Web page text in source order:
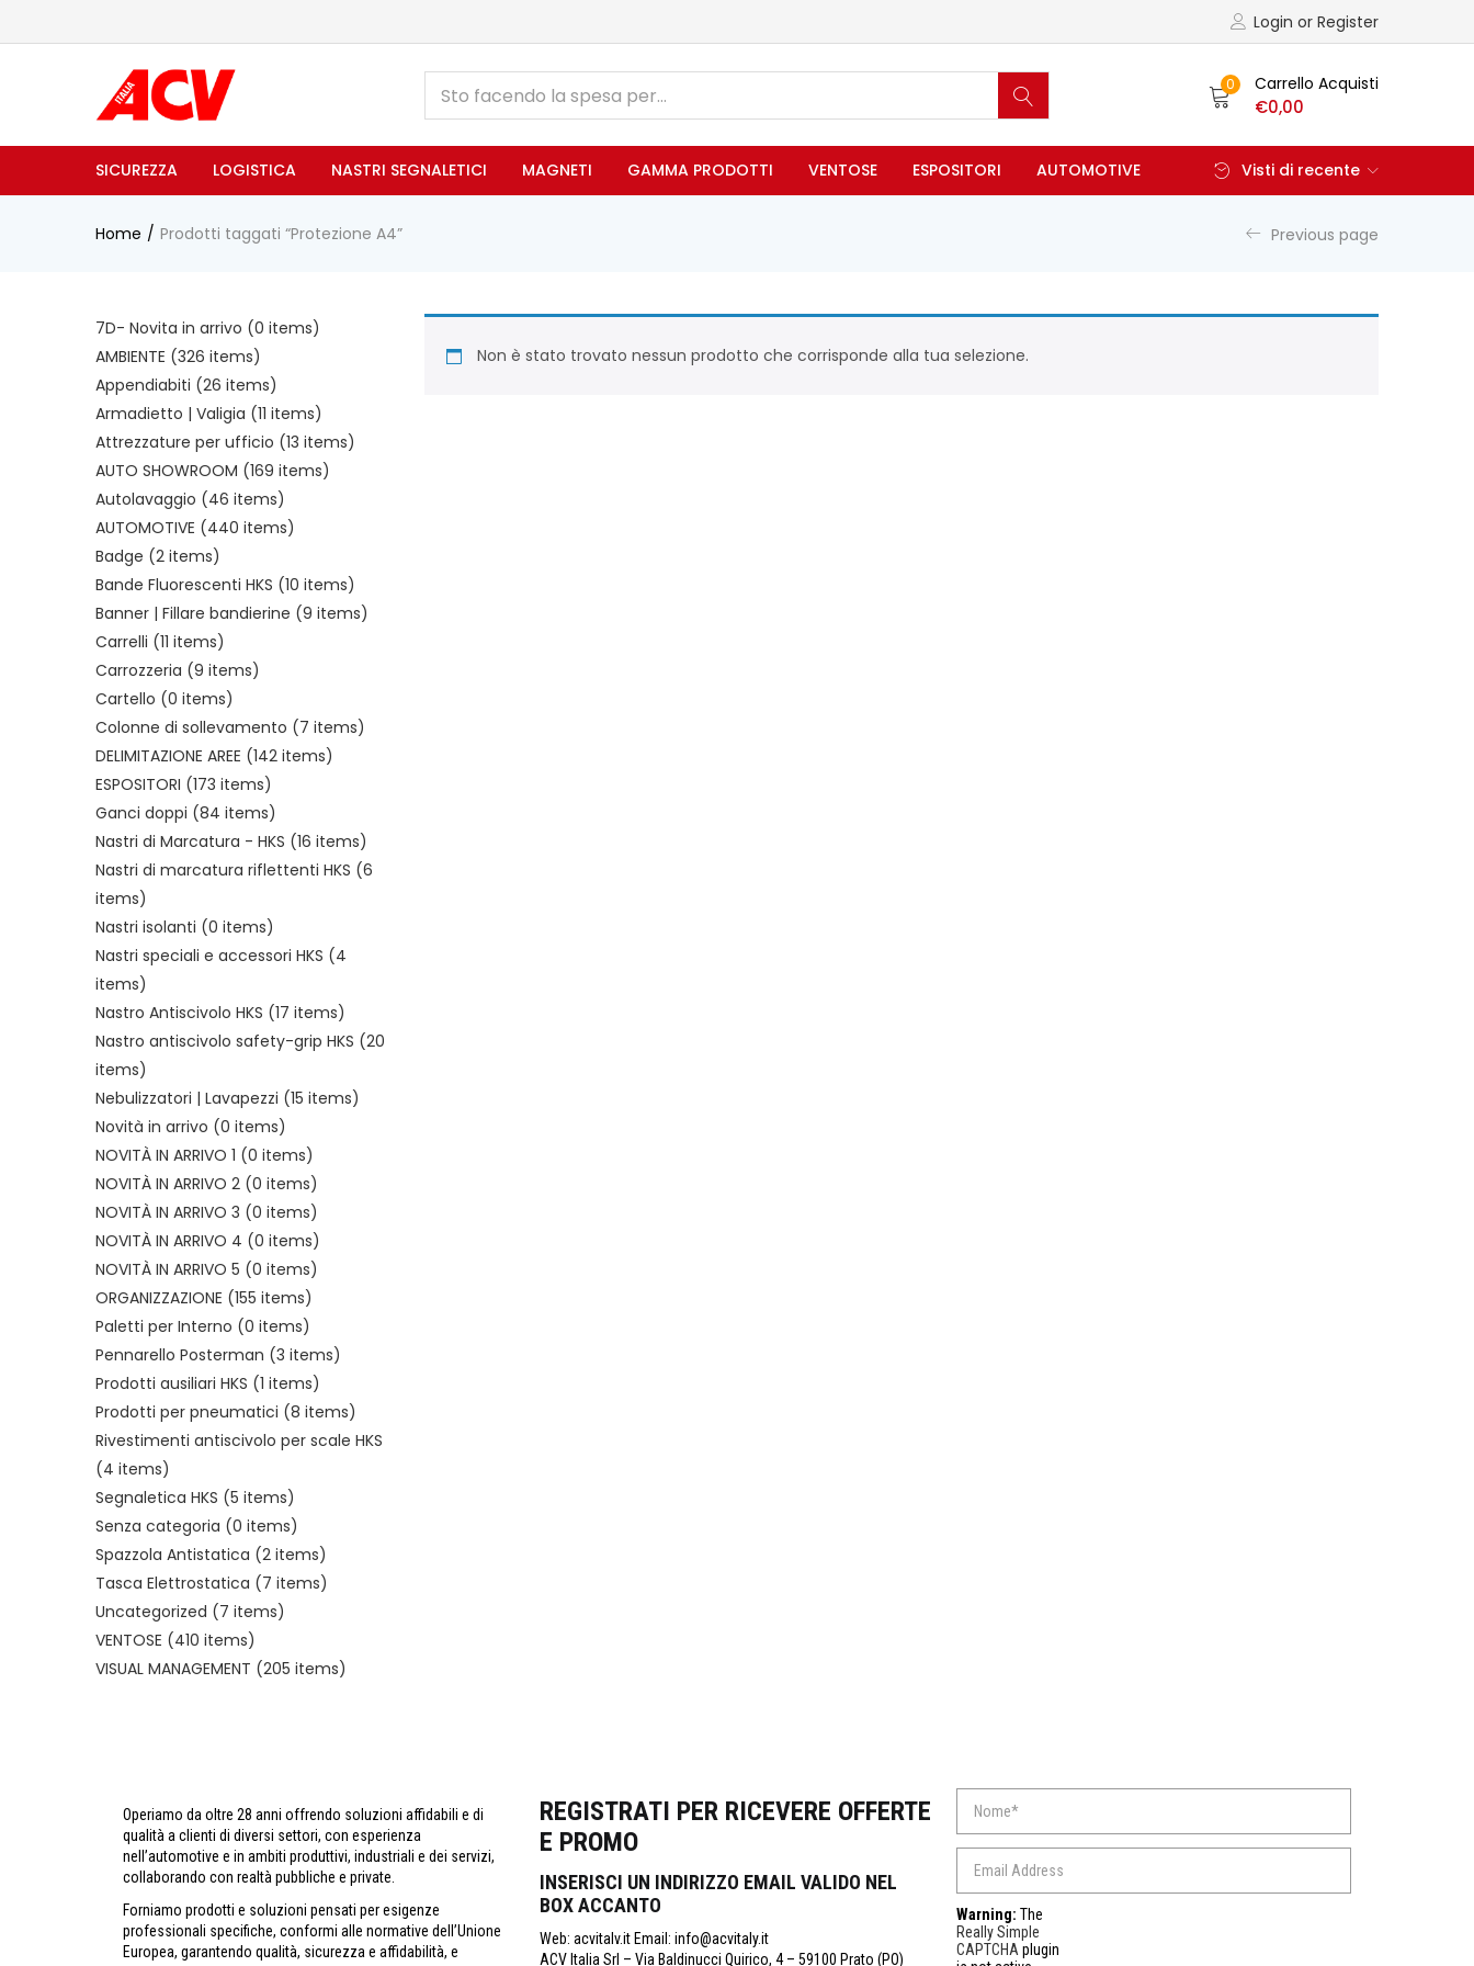
Login or Register
0 Carrello Acquisti
€0,00
SICUREZZA LOGISTICA NASTRI SEGNALETICI MAGNETI GAMMA PRODOTTI VENTOSE ESPOSITORI AUTOMOTIVE Visti di recente
Home Prodotti taggati “Protezione A4” Previous page
Non è stato trovato nessun prodotto che corrisponde alla tua selezione.
7D- Novita in arrivo (0 items)
AMBIENTE (326 items)
Appendiabiti (26 items)
Armadietto | Valigia (11 items)
Attrezzature per ufficio (13 items)
AUTO SHOWROOM (169 items)
Autolavaggio (46 items)
AUTOMOTIVE (440 items)
Badge (2 items)
Bande Fluorescenti HKS (10 items)
Banner | Fillare bandierine (9 items)
Carrelli (11 items)
Carrozzeria (9 items)
Cartello (0 items)
Colonne di sollevamento (7 items)
DELIMITAZIONE AREE (142 items)
ESPOSITORI (173 items)
Ganci doppi (84 items)
Nastri di Marcatura - HKS (16 items)
Nastri di marcatura riflettenti HKS (6
items)
Nastri isolanti (0 items)
Nastri speciali e accessori HKS (4
items)
Nastro Antiscivolo HKS (17 items)
Nastro antiscivolo safety-grip HKS (20
items)
Nebulizzatori | Lavapezzi (15 items)
Novità in arrivo (0 items)
NOVITÀ IN ARRIVO 1 (0 items)
NOVITÀ IN ARRIVO 2 (0 items)
NOVITÀ IN ARRIVO 3 (0 items)
NOVITÀ IN ARRIVO 4 (0 items)
NOVITÀ IN ARRIVO 5 (0 items)
ORGANIZZAZIONE (155 items)
Paletti per Interno (0 items)
Pennarello Posterman (3 items)
Prodotti ausiliari HKS (1 items)
Prodotti per pneumatici (8 items)
Rivestimenti antiscivolo per scale HKS
(4 items)
Segnaletica HKS (5 items)
Senza categoria (0 items)
Spazzola Antistatica (2 items)
Tasca Elettrostatica (7 items)
Uncategorized (7 items)
VENTOSE (410 items)
VISUAL MANAGEMENT (205 items)
Operiamo da oltre 28 anni offrendo soluzioni affidabili e di
qualità a clienti di diversi settori, con esperienza
nell’automotive e in ambiti produttivi, industriali e dei servizi,
collaborando con realtà pubbliche e private.
Forniamo prodotti e soluzioni pensati per esigenze
professionali specifiche, conformi alle normative dell’Unione
Europea, garantendo qualità, sicurezza e affidabilità, e
REGISTRATI PER RICEVERE OFFERTE
E PROMO
INSERISCI UN INDIRIZZO EMAIL VALIDO NEL
BOX ACCANTO
Web: acvitalv.it Email: info@acvitaly.it
ACV Italia Srl – Via Baldinucci Quirico, 4 – 59100 Prato (PO)
Warning: The
Really Simple
CAPTCHA plugin